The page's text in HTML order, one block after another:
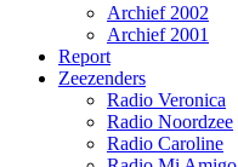
Archief 2002
Archief 2001
Report
Zeezenders
Radio Veronica
Radio Noordzee
Radio Caroline